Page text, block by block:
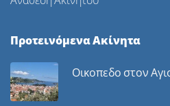
Προτεινόμενα Ακίνητα
Οικοπεδο στον